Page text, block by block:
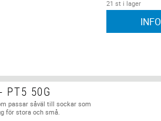
21 st i lager
INFO
PT5 50G
passar såväl till sockar som
för stora och små.